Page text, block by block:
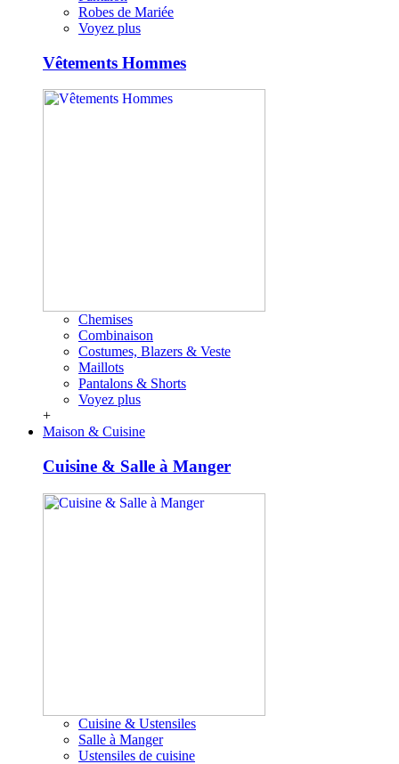
Robes de Mariée
Voyez plus
Vêtements Hommes
Chemises
Combinaison
Costumes, Blazers & Veste
Maillots
Pantalons & Shorts
Voyez plus
+
Maison & Cuisine
Cuisine & Salle à Manger
Cuisine & Ustensiles
Salle à Manger
Ustensiles de cuisine